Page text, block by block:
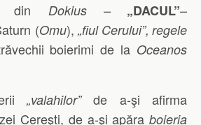
din Dokius – „DACUL”–
(Omu), „fiul Cerului”, regele
boierimi de la Oceanos
„valahilor”de a-şi afirma
Cereşti, de a-şi apăra boieria